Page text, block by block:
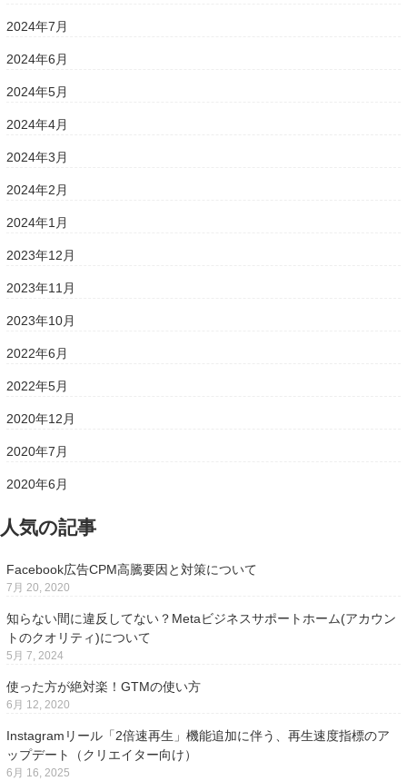
2024年7月
2024年6月
2024年5月
2024年4月
2024年3月
2024年2月
2024年1月
2023年12月
2023年11月
2023年10月
2022年6月
2022年5月
2020年12月
2020年7月
2020年6月
人気の記事
Facebook広告CPM高騰要因と対策について
7月 20, 2020
知らない間に違反してない？Metaビジネスサポートホーム(アカウン
トのクオリティ)について
5月 7, 2024
使った方が絶対楽！GTMの使い方
6月 12, 2020
Instagramリール「2倍速再生」機能追加に伴う、再生速度指標のア
ップデート（クリエイター向け）
6月 16, 2025